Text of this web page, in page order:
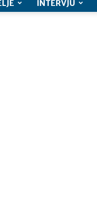
INTERVJU